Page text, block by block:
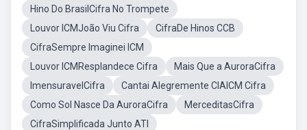
Hino Do BrasilCifra No Trompete
Louvor ICMJoão Viu Cifra
CifraDe Hinos CCB
CifraSempre Imaginei ICM
Louvor ICMResplandece Cifra
Mais Que a AuroraCifra
ImensuravelCifra
Cantai Alegremente CIAICM Cifra
Como Sol Nasce Da AuroraCifra
MerceditasCifra
CifraSimplificada Junto ATI